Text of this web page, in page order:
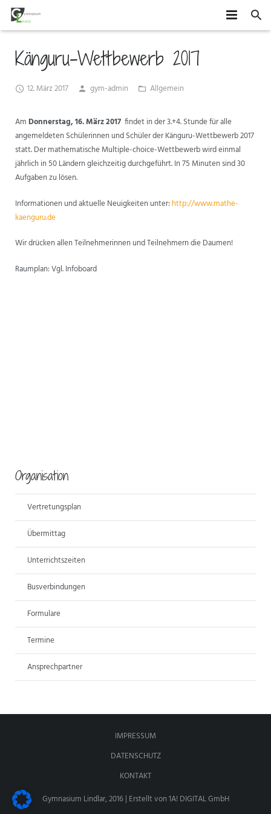
SCHÜLER
AGS
AUSTAUSCH UND FAHRTEN
WETTBEWERBE UND ZUSATZQUALIFIKATIONEN
EHEMALIGE
DAS GYMLI
FÄCHER
STUFENINFO
KONZEPTE
FÖRDERUNG UND BERATUNG
ORGANISATION
VERTRETUNGSPLAN
ÜBERMITTAG
UNTERRICHTSZEITEN
BUSVERBINDUNGEN
FORMULARE
ELTERN
ELTERNMITWIRKUNG
GRUNDSCHÜLER
FÖRDERVEREIN
NEWS
KONTAKT
Känguru-Wettbewerb 2017
12. März 2017 gym-admin Allgemein
AmDonnerstag, 16. März 2017 findet in der 3.+4. Stunde für alle
angemeldeten Schülerinnen und Schüler der Känguru-Wettbewerb 2017
statt. Der mathematische Multiple-choice-Wettbewerb wird einmal
jährlich in 50 Ländern gleichzeitig durchgeführt. In 75 Minuten sind 30
Aufgaben zu lösen.
Informationen und aktuelle Neuigkeiten unter:http://www.mathe-
kaenguru.de
Wir drücken allen Teilnehmerinnen und Teilnehmern die Daumen!
Raumplan: Vgl. Infoboard
Organisation
Vertretungsplan
Übermittag
Unterrichtszeiten
Busverbindungen
Formulare
Termine
Ansprechpartner
IMPRESSUM
DATENSCHUTZ
KONTAKT
Gymnasium Lindlar, 2016 | Erstellt von1A! DIGITAL GmbH